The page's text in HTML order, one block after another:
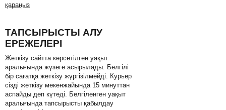
қараңыз
ТАПСЫРЫСТЫ АЛУ
ЕРЕЖЕЛЕРІ
Жеткізу сайтта көрсетілген уақыт
аралығында жүзеге асырылады. Белгілі
бір сағатқа жеткізу жүргізілмейді. Курьер
сізді жеткізу мекенжайында 15 минуттан
аспайды деп күтеді. Белгіленген уақыт
аралығында тапсырысты қабылдау